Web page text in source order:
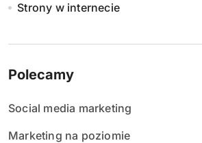
Strony w internecie
Polecamy
Social media marketing
Marketing na poziomie